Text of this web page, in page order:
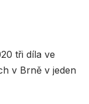
tři díla ve
v Brně v jeden